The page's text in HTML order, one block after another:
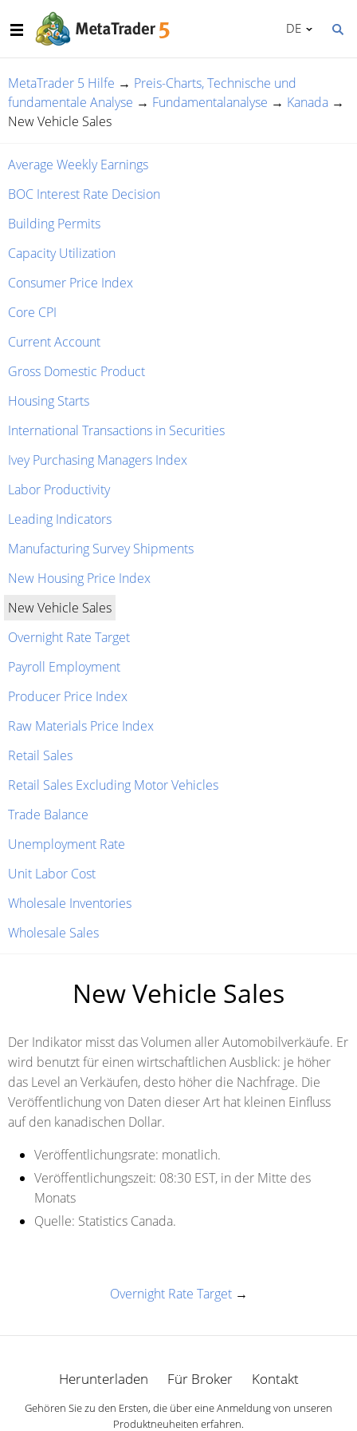
DE
MetaTrader 5 Hilfe → Preis-Charts, Technische und
fundamentale Analyse → Fundamentalanalyse → Kanada →
New Vehicle Sales
Average Weekly Earnings
BOC Interest Rate Decision
Building Permits
Capacity Utilization
Consumer Price Index
Core CPI
Current Account
Gross Domestic Product
Housing Starts
International Transactions in Securities
Ivey Purchasing Managers Index
Labor Productivity
Leading Indicators
Manufacturing Survey Shipments
New Housing Price Index
New Vehicle Sales
Overnight Rate Target
Payroll Employment
Producer Price Index
Raw Materials Price Index
Retail Sales
Retail Sales Excluding Motor Vehicles
Trade Balance
Unemployment Rate
Unit Labor Cost
Wholesale Inventories
Wholesale Sales
New Vehicle Sales
Der Indikator misst das Volumen aller Automobilverkäufe. Er
wird benutzt für einen wirtschaftlichen Ausblick: je höher
das Level an Verkäufen, desto höher die Nachfrage. Die
Veröffentlichung von Daten dieser Art hat kleinen Einfluss
auf den kanadischen Dollar.
Veröffentlichungsrate: monatlich.
Veröffentlichungszeit: 08:30 EST, in der Mitte des
Monats
Quelle: Statistics Canada.
Overnight Rate Target →
Herunterladen Für Broker Kontakt
Gehören Sie zu den Ersten, die über eine Anmeldung von unseren
Produktneuheiten erfahren.